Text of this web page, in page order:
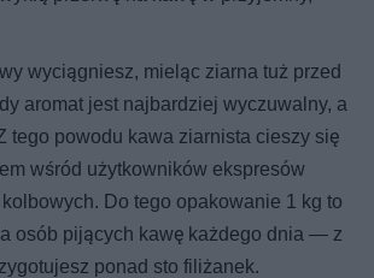
wyciągniesz, mieląc ziarna tuż przed
aromat jest najbardziej wyczuwalny, a
tego powodu kawa ziarnista cieszy się
wśród użytkowników ekspresów
Do tego opakowanie 1 kg to
osób pijących kawę każdego dnia — z
ponad sto filiżanek.